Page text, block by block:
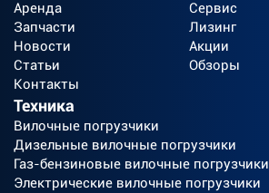
Аренда
Сервис
Запчасти
Лизинг
Новости
Акции
Статьи
Обзоры
Контакты
Техника
Вилочные погрузчики
Дизельные вилочные погрузчики
Газ-бензиновые вилочные погрузчики
Электрические вилочные погрузчики